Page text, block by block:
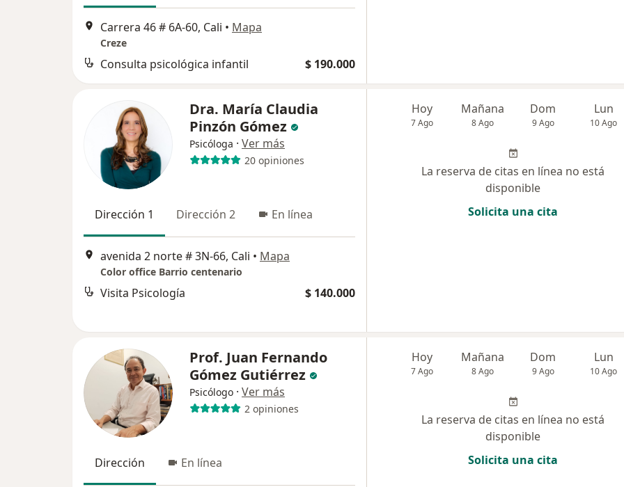
Carrera 46 # 6A-60, Cali • Mapa
Creze
Consulta psicológica infantil $ 190.000
Dra. María Claudia
Pinzón Gómez
Psicóloga · Ver más
20 opiniones
Dirección 1 Dirección 2 En línea
avenida 2 norte # 3N-66, Cali • Mapa
Color office Barrio centenario
Visita Psicología $ 140.000
Hoy
7 Ago
Mañana
8 Ago
Dom
9 Ago
Lun
10 Ago
La reserva de citas en línea no está
disponible
Solicita una cita
Prof. Juan Fernando
Gómez Gutiérrez
Psicólogo · Ver más
2 opiniones
Dirección En línea
Hoy
7 Ago
Mañana
8 Ago
Dom
9 Ago
Lun
10 Ago
La reserva de citas en línea no está
disponible
Solicita una cita